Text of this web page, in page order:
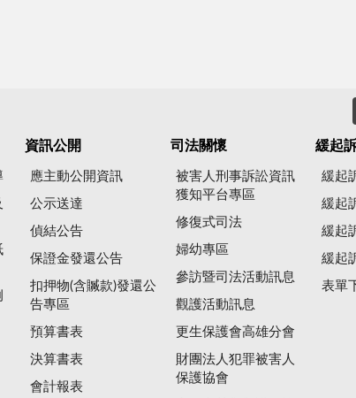
資訊公開
應主動公開資訊
公示送達
偵結公告
保證金發還公告
扣押物(含贓款)發還公
告專區
預算書表
決算書表
會計報表
司法關懷
被害人刑事訴訟資訊
獲知平台專區
修復式司法
婦幼專區
參訪暨司法活動訊息
觀護活動訊息
更生保護會高雄分會
財團法人犯罪被害人
保護協會
緩起
緩起
緩起
緩起
緩起
表單